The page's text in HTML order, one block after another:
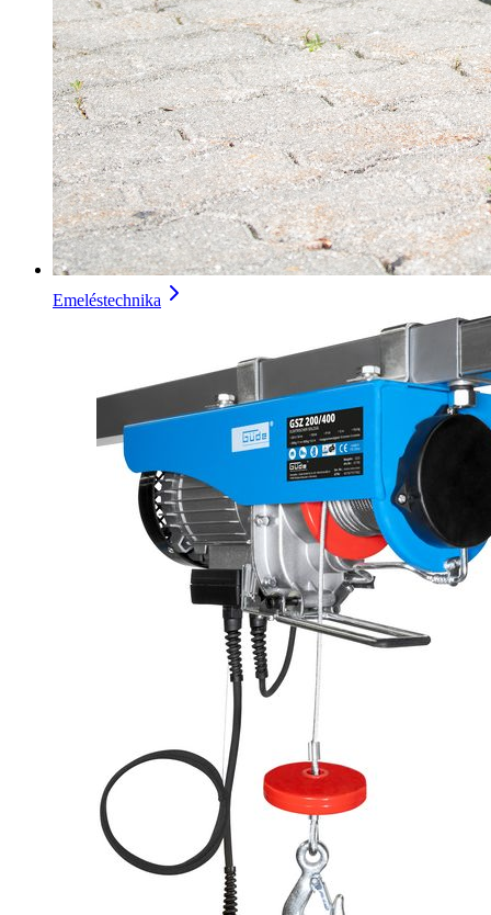
Emeléstechnika